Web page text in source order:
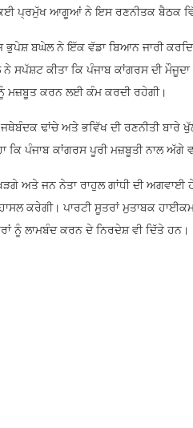
ਕਈ ਪ੍ਰਮੁੱਖ ਆਗੂਆਂ ਨੇ ਇਸ ਰਣਨੀਤਕ ਬੈਠਕ
ਬਘੇਲ ਨੇ ਇੱਕ ਵੱਡਾ ਬਿਆਨ ਜਾਰੀ
ਸਪੱਸ਼ਟ ਕੀਤਾ ਕਿ ਪੰਜਾਬ ਕਾਂਗਰਸ ਦੀ
ਨੂੰ ਮਜ਼ਬੂਤ ਕਰਨ ਲਈ ਕੰਮ ਕਰਦੀ ਰਹੇਗੀ।
ਜਥੇਬੰਦਕ ਢਾਂਚੇ ਅਤੇ ਭਵਿੱਖ ਦੀ ਰਣਨੀਤੀ
ਕਿ ਪੰਜਾਬ ਕਾਂਗਰਸ ਪੂਰੀ ਮਜ਼ਬੂਤੀ ਨਾਲ ਅੱਗੇ
ਖੜਗੇ ਅਤੇ ਜਨ ਨੇਤਾ ਰਾਹੁਲ ਗਾਂਧੀ ਦੀ
ਕਰੇਗੀ। ਪਾਰਟੀ ਸੂਤਰਾਂ ਮੁਤਾਬਕ
ਨੂੰ ਲਾਮਬੰਦ ਕਰਨ ਦੇ ਨਿਰਦੇਸ਼ ਵੀ ਦਿੱਤੇ ਹਨ।